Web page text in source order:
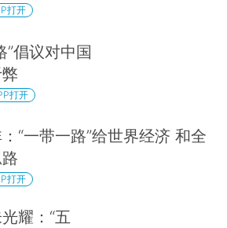
打开
”倡议对中国
打开
：“一带一路”给世界经济 和全
打开
耀：“五